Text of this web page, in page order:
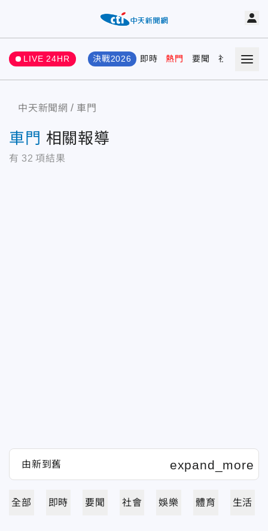
LIVE 24HR 決戰2026 即時 熱門 要聞 社會 娛樂
中天新聞網 車門
車門 相關報導
有 32 項結果
全部 即時 要聞 社會 娛樂 體育 生活